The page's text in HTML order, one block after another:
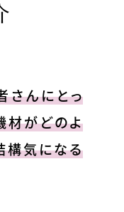
さんにとっ
材がどのよ
構気になる